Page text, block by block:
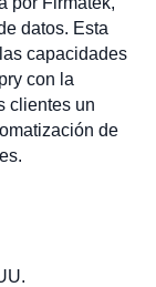
datos. Esta
capacidades
con la
clientes un
de